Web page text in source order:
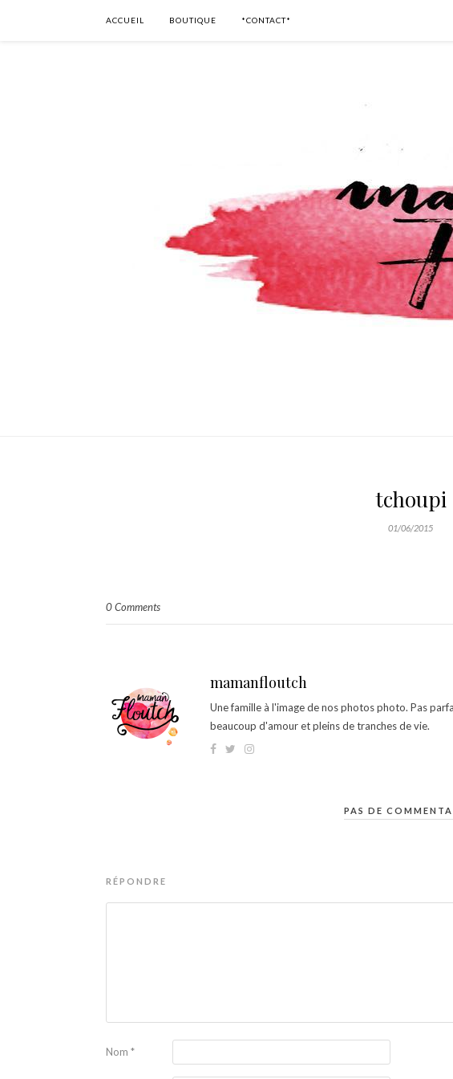
ACCUEIL BOUTIQUE *CONTACT*
tchoupi
01/06/2015
0 Comments
mamanfloutch
Une famille à l'image de nos photos photo. Pas
beaucoup d'amour et pleins de tranches de vie.
PAS DE
RÉPONDRE
Nom *